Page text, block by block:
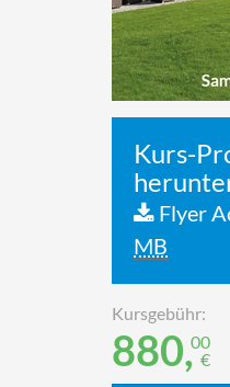
Kurs-
Flyer
MB
Kursgebühr:
880,00
€